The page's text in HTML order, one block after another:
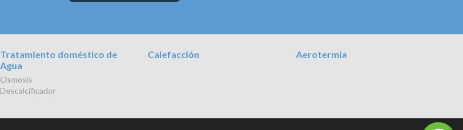
Tratamiento doméstico de
Agua
Osmosis
Descalcificador
Calefacción Aerotermia